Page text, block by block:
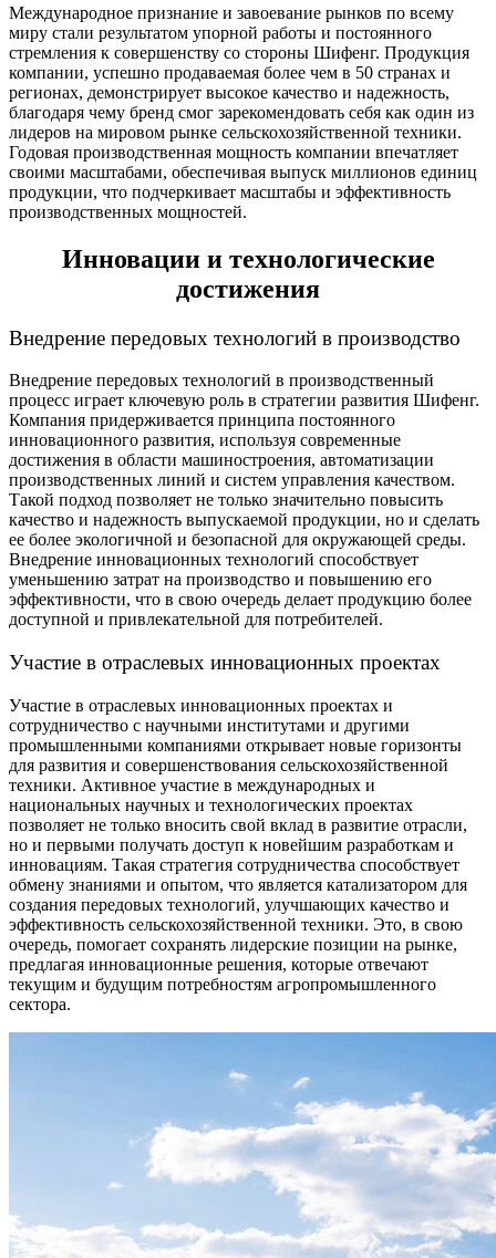
Международное признание и завоевание рынков по всему
миру стали результатом упорной работы и постоянного
стремления к совершенству со стороны Шифенг. Продукция
компании, успешно продаваемая более чем в 50 странах и
регионах, демонстрирует высокое качество и надежность,
благодаря чему бренд смог зарекомендовать себя как один из
лидеров на мировом рынке сельскохозяйственной техники.
Годовая производственная мощность компании впечатляет
своими масштабами, обеспечивая выпуск миллионов единиц
продукции, что подчеркивает масштабы и эффективность
производственных мощностей.
Инновации и технологические
достижения
Внедрение передовых технологий в производство
Внедрение передовых технологий в производственный
процесс играет ключевую роль в стратегии развития Шифенг.
Компания придерживается принципа постоянного
инновационного развития, используя современные
достижения в области машиностроения, автоматизации
производственных линий и систем управления качеством.
Такой подход позволяет не только значительно повысить
качество и надежность выпускаемой продукции, но и сделать
ее более экологичной и безопасной для окружающей среды.
Внедрение инновационных технологий способствует
уменьшению затрат на производство и повышению его
эффективности, что в свою очередь делает продукцию более
доступной и привлекательной для потребителей.
Участие в отраслевых инновационных проектах
Участие в отраслевых инновационных проектах и
сотрудничество с научными институтами и другими
промышленными компаниями открывает новые горизонты
для развития и совершенствования сельскохозяйственной
техники. Активное участие в международных и
национальных научных и технологических проектах
позволяет не только вносить свой вклад в развитие отрасли,
но и первыми получать доступ к новейшим разработкам и
инновациям. Такая стратегия сотрудничества способствует
обмену знаниями и опытом, что является катализатором для
создания передовых технологий, улучшающих качество и
эффективность сельскохозяйственной техники. Это, в свою
очередь, помогает сохранять лидерские позиции на рынке,
предлагая инновационные решения, которые отвечают
текущим и будущим потребностям агропромышленного
сектора.